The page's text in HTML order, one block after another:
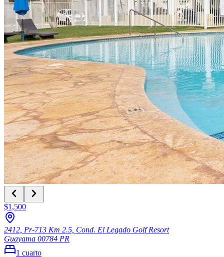
$1,500
2412, Pr-713 Km 2.5, Cond. El Legado Golf Resort
Guayama 00784 PR
1 cuarto